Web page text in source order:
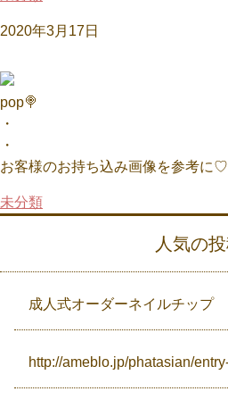
Campaign
Access
2020年3月17日
pop🍭
・
・
お客様のお持ち込み画像を参考に♡
未分類
人気の
成人式オーダーネイルチップ
http://ameblo.jp/phatasian/